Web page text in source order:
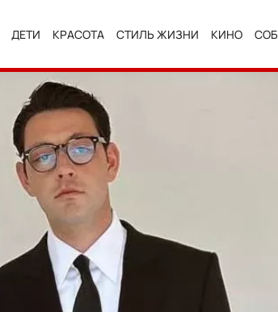
ДЕТИ КРАСОТА СТИЛЬ ЖИЗНИ КИНО